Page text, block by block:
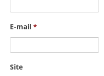
E-mail *
Site